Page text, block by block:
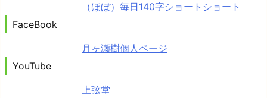
（ほぼ）毎日140字ショートショート
FaceBook
月ヶ瀬樹個人ページ
YouTube
上弦堂